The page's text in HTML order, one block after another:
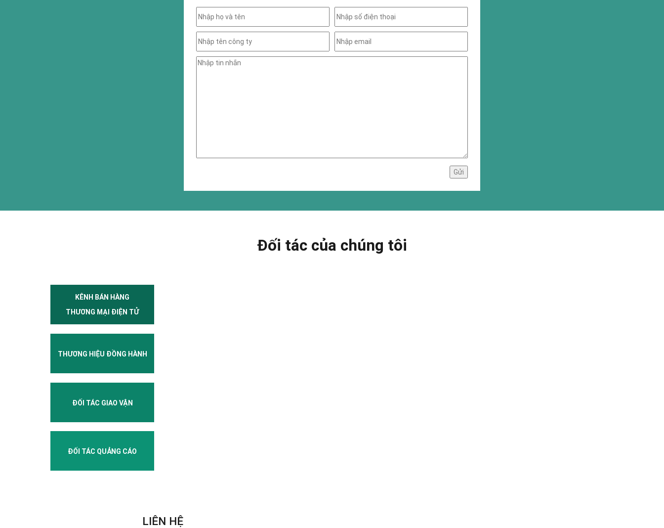
Đối tác của chúng tôi
KÊNH BÁN HÀNG
THƯƠNG MẠI ĐIỆN TỬ
THƯƠNG HIỆU ĐỒNG HÀNH
ĐỐI TÁC GIAO VẬN
ĐỐI TÁC QUẢNG CÁO
LIÊN HỆ